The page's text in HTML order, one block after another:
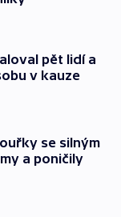
pět lidí a
v kauze
se silným
a poničily